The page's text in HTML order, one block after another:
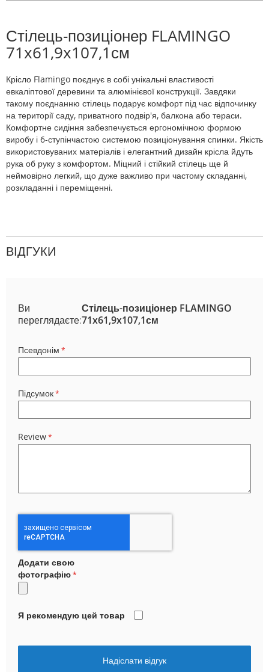
Стілець-позиціонер FLAMINGO
71x61,9x107,1см
Крісло Flamingo поєднує в собі унікальні властивості
евкаліптової деревини та алюмінієвої конструкції. Завдяки
такому поєднанню стілець подарує комфорт під час відпочинку
на території саду, приватного подвір'я, балкона або тераси.
Комфортне сидіння забезпечується ергономічною формою
виробу і 6-ступінчастою системою позиціонування спинки. Якість
використовуваних матеріалів і елегантний дизайн крісла йдуть
рука об руку з комфортом. Міцний і стійкий стілець ще й
неймовірно легкий, що дуже важливо при частому складанні,
розкладанні і переміщенні.
ВІДГУКИ
Ви
переглядаєте:
Стілець-позиціонер FLAMINGO
71x61,9x107,1см
Псевдонім
Підсумок
Review
Додати свою
фотографію
Я рекомендую цей товар
Надіслати відгук